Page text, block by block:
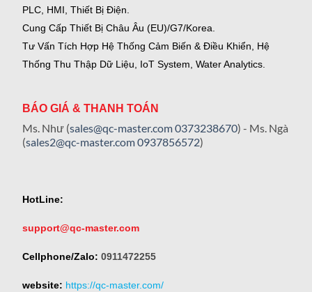
PLC, HMI, Thiết Bị Điện.
Cung Cấp Thiết Bị Châu Âu (EU)/G7/Korea.
Tư Vấn Tích Hợp Hệ Thống Cảm Biến & Điều Khiển, Hệ
Thống Thu Thập Dữ Liệu, IoT System, Water Analytics.
BÁO GIÁ & THANH TOÁN
Ms. Như (sales@qc-master.com0373238670) - Ms. Ngà
(sales2@qc-master.com0937856572)
HotLine:
support@qc-master.com
Cellphone/Zalo: 0911472255
website: https://qc-master.com/